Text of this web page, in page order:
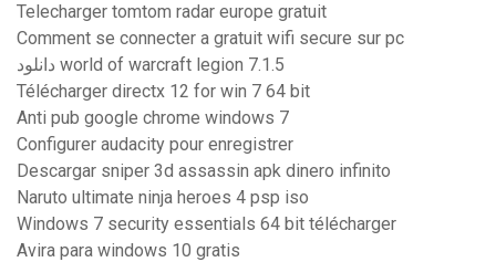
Telecharger tomtom radar europe gratuit
Comment se connecter a gratuit wifi secure sur pc
دانلود world of warcraft legion 7.1.5
Télécharger directx 12 for win 7 64 bit
Anti pub google chrome windows 7
Configurer audacity pour enregistrer
Descargar sniper 3d assassin apk dinero infinito
Naruto ultimate ninja heroes 4 psp iso
Windows 7 security essentials 64 bit télécharger
Avira para windows 10 gratis